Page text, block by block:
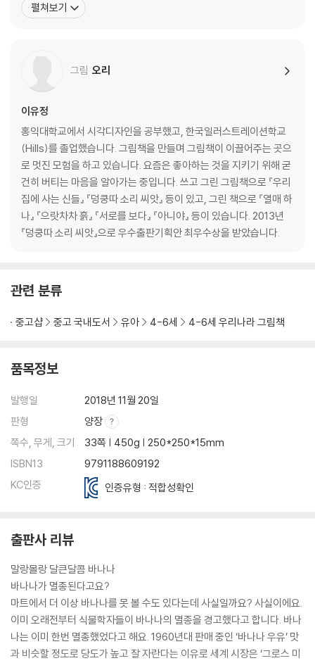
깨비상을 받았고, 그동안 국립통일교육원과 함께 작업한 그림책 『이
펼쳐보기
그림 오리
이유정
홍익대학교에서 시각디자인을 공부했고, 한국일러스트레이션학교
(Hills)를 졸업했습니다. 그림책을 만들며 그림책이 이끌어주는 곳으
로 멋진 모험을 하고 있습니다. 요즘은 좋아하는 것을 지키기 위해 굳
건히 버티는 마음을 알아가는 중입니다. 쓰고 그린 그림책으로 『우리
집에 사는 신들』 『덩쿵따 소리 씨앗』 등이 있고, 그린 책으로 『열매 하
나』 『으랏차차 흙』 『서로를 보다』 『아니야』 등이 있습니다. 2013년
『덩쿵따 소리 씨앗』으로 우수출판기획안 최우수상을 받았습니다.
관련 분류
중고샵 중고 국내도서 유아 4-6세 4-6세 우리나라 그림책
품목정보
발행일
2018년 11월 20일
판형
양장
쪽수, 무게, 크기
33쪽 | 450g | 250*250*15mm
ISBN13
9791188609192
KC인증
인증유형 : 적합성확인
출판사 리뷰
말랑몰랑 달큰달콤 바나나
바나나가 멸종된다고요?
마트에서 더 이상 바나나를 못 볼 수도 있다는데 사실일까요? 사실이에요.
이미 오래전부터 식물학자들이 바나나의 멸종을 경고했다고 합니다. 바나
나는 이미 한번 멸종했었다고 해요. 1960년대 판매 중인 ‘바나나 우유’ 맛
과 비슷할 정도로 당도가 높고 잘 자란다는 이유로 세계 시장은 ‘그로스 미